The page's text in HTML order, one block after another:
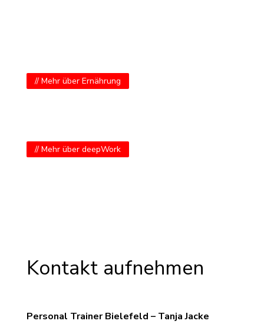
// Mehr über Ernährung
// Mehr über deepWork
Kontakt aufnehmen
Personal Trainer Bielefeld – Tanja Jacke